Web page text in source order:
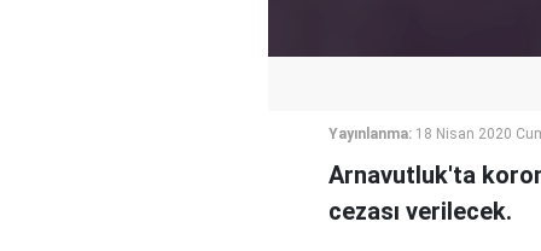
Yayınlanma: 18 Nisan 2020
Arnavutluk'ta
cezası verilecek.